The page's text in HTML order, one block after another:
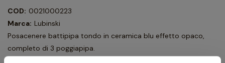
COD: 0021000223
Marca: Lubinski
Posacenere battipipa tondo in ceramica blu effetto opaco,
completo di 3 poggiapipa.